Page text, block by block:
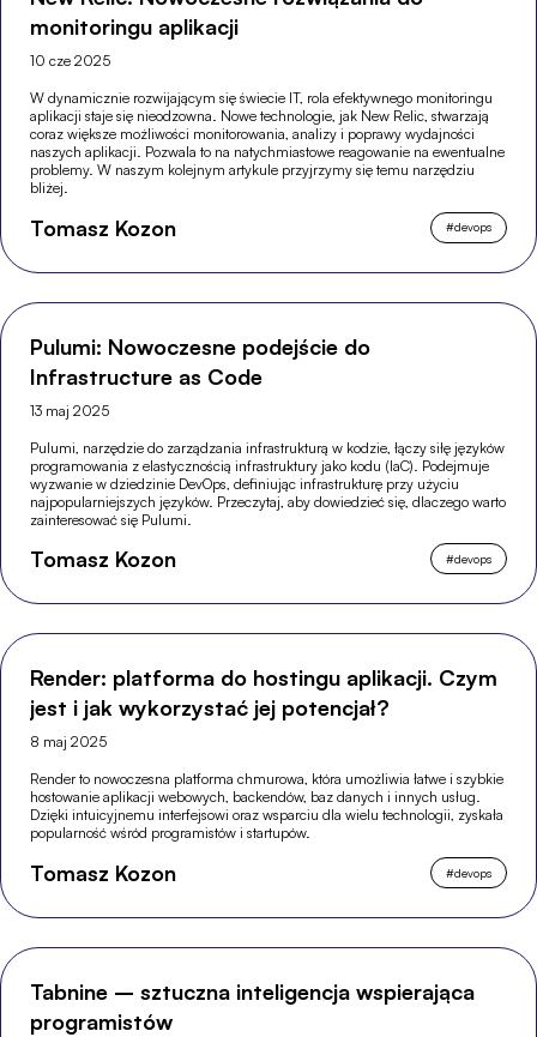
monitoringu aplikacji
10 cze 2025
W dynamicznie rozwijającym się świecie IT, rola efektywnego monitoringu
aplikacji staje się nieodzowna. Nowe technologie, jak New Relic, stwarzają
coraz większe możliwości monitorowania, analizy i poprawy wydajności
naszych aplikacji. Pozwala to na natychmiastowe reagowanie na ewentualne
problemy. W naszym kolejnym artykule przyjrzymy się temu narzędziu
bliżej.
Tomasz Kozon #devops
Pulumi: Nowoczesne podejście do
Infrastructure as Code
13 maj 2025
Pulumi, narzędzie do zarządzania infrastrukturą w kodzie, łączy siłę języków
programowania z elastycznością infrastruktury jako kodu (IaC). Podejmuje
wyzwanie w dziedzinie DevOps, definiując infrastrukturę przy użyciu
najpopularniejszych języków. Przeczytaj, aby dowiedzieć się, dlaczego warto
zainteresować się Pulumi.
Tomasz Kozon #devops
Render: platforma do hostingu aplikacji. Czym
jest i jak wykorzystać jej potencjał?
8 maj 2025
Render to nowoczesna platforma chmurowa, która umożliwia łatwe i szybkie
hostowanie aplikacji webowych, backendów, baz danych i innych usług.
Dzięki intuicyjnemu interfejsowi oraz wsparciu dla wielu technologii, zyskała
popularność wśród programistów i startupów.
Tomasz Kozon #devops
Tabnine – sztuczna inteligencja wspierająca
programistów